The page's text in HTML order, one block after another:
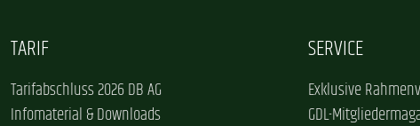
TARIF
Tarifabschluss 2026 DB AG
Infomaterial & Downloads
SERVICE
Exklusive
GDL-